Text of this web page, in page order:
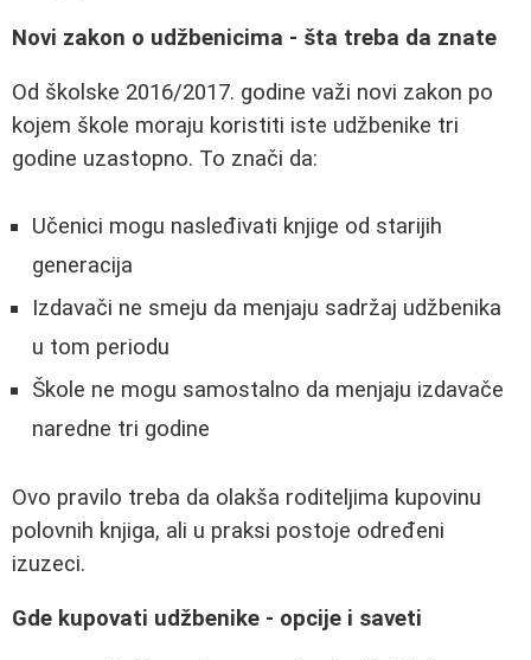
Novi zakon o udžbenicima - šta treba da znate
Od školske 2016/2017. godine važi novi zakon po
kojem škole moraju koristiti iste udžbenike tri
godine uzastopno. To znači da:
Učenici mogu nasleđivati knjige od starijih
generacija
Izdavači ne smeju da menjaju sadržaj udžbenika
u tom periodu
Škole ne mogu samostalno da menjaju izdavače
naredne tri godine
Ovo pravilo treba da olakša roditeljima kupovinu
polovnih knjiga, ali u praksi postoje određeni
izuzeci.
Gde kupovati udžbenike - opcije i saveti